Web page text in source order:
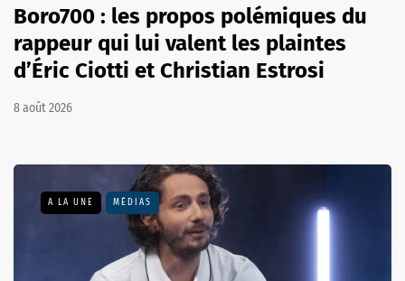
Boro700 : les propos polémiques du
rappeur qui lui valent les plaintes
d’Éric Ciotti et Christian Estrosi
8 août 2026
A LA UNE MÉDIAS